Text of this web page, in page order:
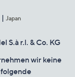
Japan
S.à r.l. & Co. KG
wir keine